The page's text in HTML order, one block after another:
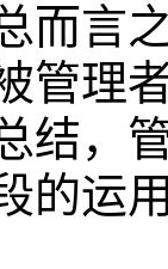
而言
管理
结，
的运